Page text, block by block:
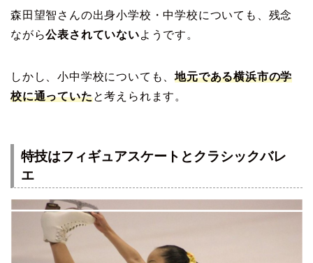
森田望智さんの出身小学校・中学校についても、残念
ながら公表されていないようです。
しかし、小中学校についても、地元である横浜市の学
校に通っていたと考えられます。
特技はフィギュアスケートとクラシックバレ
エ